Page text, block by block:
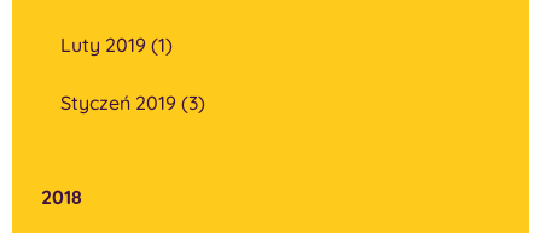
Luty 2019 (1)
Styczeń 2019 (3)
2018